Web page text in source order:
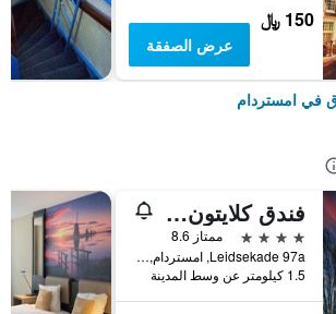
150 ﷼
عرض الصفقة
في امستردام
فندق كلايتون أمستردام أمريكان
4 نجوم
ممتاز 8.6
Leidsekade 97a, امستردام, مقاطعة شمال هولندا, هولندا
1.5 كيلومتر عن وسط المدينة